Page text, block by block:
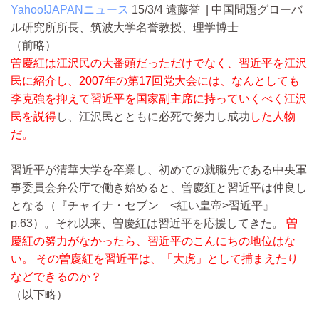
Yahoo!JAPANニュース 15/3/4 遠藤誉 | 中国問題グローバ
ル研究所所長、筑波大学名誉教授、理学博士
（前略）
曽慶紅は江沢民の大番頭だっただけでなく、習近平を江沢
民に紹介し、2007年の第17回党大会には、なんとしても
李克強を抑えて習近平を国家副主席に持っていくべく江沢
民を説得し、江沢民とともに必死で努力し成功 した人物
だ。
習近平が清華大学を卒業し、初めての就職先である中央軍
事委員会弁公庁で働き始めると、曽慶紅と習近平は仲良し
となる（『チャイナ・セブン <紅い皇帝>習近平』
p.63）。それ以来、曽慶紅は習近平を応援してきた。
曽
慶紅の努力がなかったら、習近平のこんにちの地位はな
い。 その曽慶紅を習近平は、「大虎」として捕まえたり
などできるのか？
（以下略）